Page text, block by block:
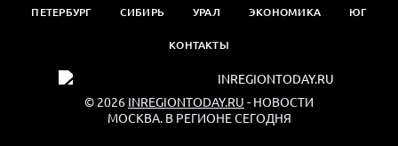
ПЕТЕРБУРГ СИБИРЬ УРАЛ ЭКОНОМИКА ЮГ
КОНТАКТЫ
© 2026 INREGIONTODAY.RU - НОВОСТИ
МОСКВА. В РЕГИОНЕ СЕГОДНЯ